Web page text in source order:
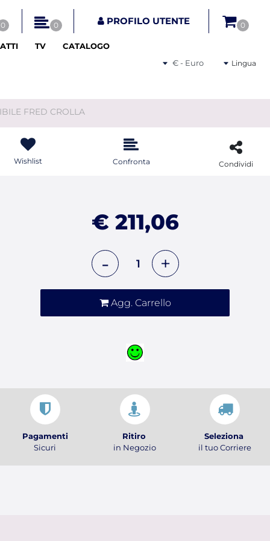
disponibili.
0 0 PROFILO UTENTE 0
TV CATALOGO
Seleziona una valutaLingua
FRED CROLLA
Wishlist Confronta Condividi
€ 211,06
Agg. Carrello
Pagamenti
Sicuri
Ritiro
in Negozio
Seleziona
il tuo Corriere